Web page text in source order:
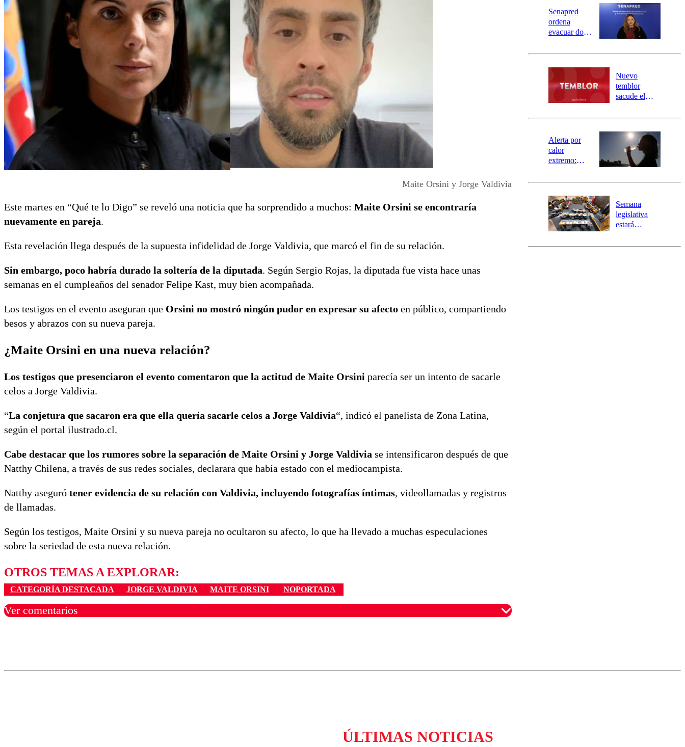
Maite Orsini y Jorge Valdivia
Este martes en “Qué te lo Digo” se reveló una noticia que ha sorprendido a muchos: Maite Orsini se encontraría
nuevamente en pareja.
Esta revelación llega después de la supuesta infidelidad de Jorge Valdivia, que marcó el fin de su relación.
Sin embargo, poco habría durado la soltería de la diputada. Según Sergio Rojas, la diputada fue vista hace unas
semanas en el cumpleaños del senador Felipe Kast, muy bien acompañada.
Los testigos en el evento aseguran que Orsini no mostró ningún pudor en expresar su afecto en público, compartiendo
besos y abrazos con su nueva pareja.
¿Maite Orsini en una nueva relación?
Los testigos que presenciaron el evento comentaron que la actitud de Maite Orsini parecía ser un intento de sacarle
celos a Jorge Valdivia.
“La conjetura que sacaron era que ella quería sacarle celos a Jorge Valdivia“, indicó el panelista de Zona Latina,
según el portal ilustrado.cl.
Cabe destacar que los rumores sobre la separación de Maite Orsini y Jorge Valdivia se intensificaron después de que
Natthy Chilena, a través de sus redes sociales, declarara que había estado con el mediocampista.
Natthy aseguró tener evidencia de su relación con Valdivia, incluyendo fotografías íntimas, videollamadas y registros
de llamadas.
Según los testigos, Maite Orsini y su nueva pareja no ocultaron su afecto, lo que ha llevado a muchas especulaciones
sobre la seriedad de esta nueva relación.
OTROS TEMAS A EXPLORAR:
CATEGORÍA DESTACADA JORGE VALDIVIA MAITE ORSINI NOPORTADA
Ver comentarios
Senapred
ordena
evacuar dos
Carahue por
río Damas:
activa
mensajería
SAE
Nuevo
temblor
sacude el
revisa la
epicentro
Alerta por
calor
extremo:
activa Alerta
Preventiva en
tres comunas
Semana
legislativa
estará
el fin de la
ÚLTIMAS NOTICIAS